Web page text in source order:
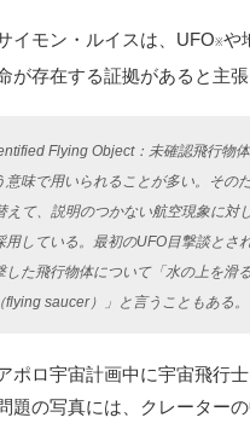
イモン・ルイスは、UFO※や
が存在する証拠があると主張
Flying Object：未確認飛行物
意味で用いられることが多い。その
えて、説明のつかない航空現象に
用している。最初のUFO目撃談と
した飛行物体について「水の上を滑
flying saucer）」と言うこともある。
ポロ宇宙計画中に宇宙飛行
題の写真には、クレーター